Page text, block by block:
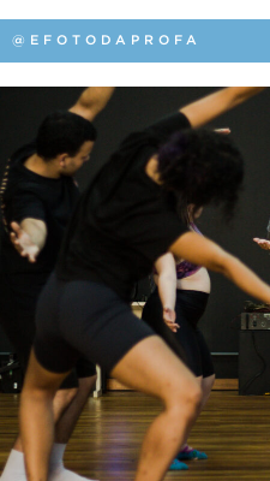
@EFOTODAPROFA